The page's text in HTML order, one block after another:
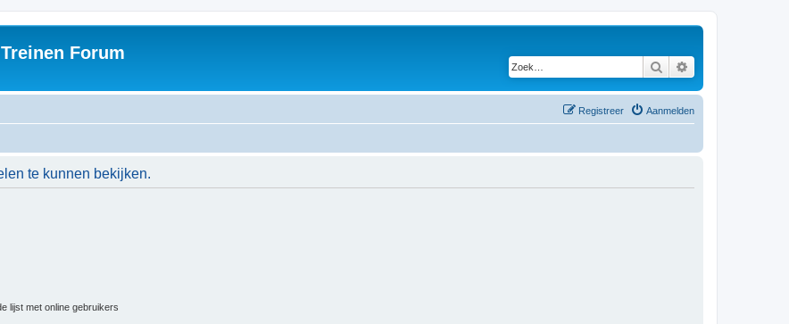
Forum
Zoek
Aanmelden
Registreer
te kunnen bekijken.
lijst met online gebruikers